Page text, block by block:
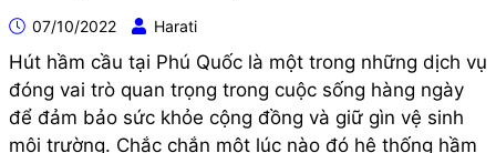
07/10/2022 Harati
Hút hầm cầu tại Phú Quốc là một trong những dịch vụ
đóng vai trò quan trọng trong cuộc sống hàng ngày
để đảm bảo sức khỏe cộng đồng và giữ gìn vệ sinh
môi trường. Chắc chắn một lúc nào đó hệ thống hầm